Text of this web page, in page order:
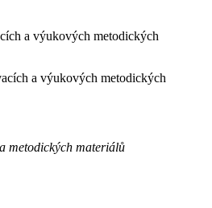
a výukových metodických
a výukových metodických
metodických materiálů